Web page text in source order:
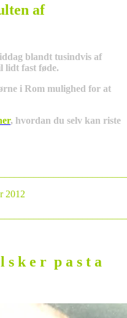
af
blandt tusindvis af
lidt fast føde.
i Rom mulighed for at
, hvordan du selv kan riste
2012
s k e r p a s t a